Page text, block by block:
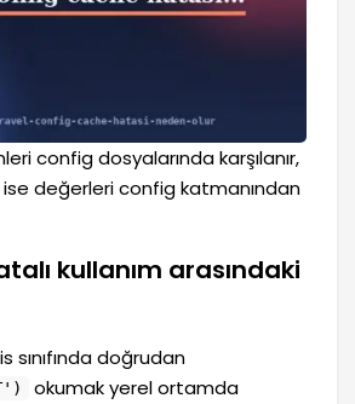
config dosyalarında karşılanır,
değerleri config katmanından
kullanım arasındaki
sınıfında doğrudan
okumak yerel ortamda